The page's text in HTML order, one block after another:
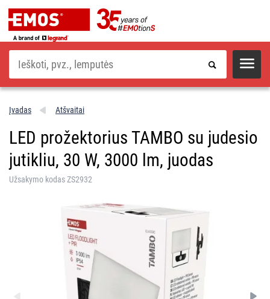
Paieška
Įvadas Atšvaitai
LED prožektorius TAMBO su judesio
jutikliu, 30 W, 3000 lm, juodas
Užsakymo kodas ZS2932